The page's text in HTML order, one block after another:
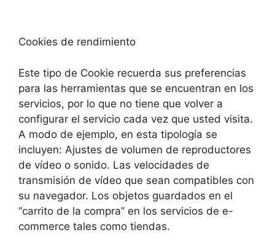
Cookies de rendimiento
Este tipo de Cookie recuerda sus preferencias
para las herramientas que se encuentran en los
servicios, por lo que no tiene que volver a
configurar el servicio cada vez que usted visita.
A modo de ejemplo, en esta tipología se
incluyen: Ajustes de volumen de reproductores
de vídeo o sonido. Las velocidades de
transmisión de vídeo que sean compatibles con
su navegador. Los objetos guardados en el
“carrito de la compra” en los servicios de e-
commerce tales como tiendas.